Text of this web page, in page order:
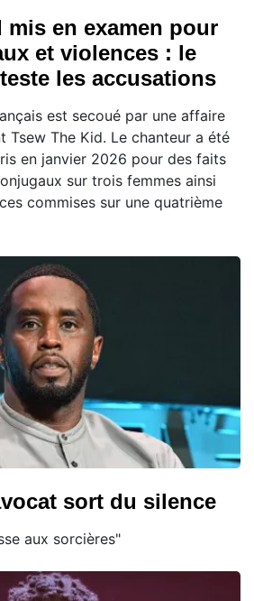
mis en examen pour
et violences : le
les accusations
est secoué par une affaire
Tsew The Kid. Le chanteur a été
en janvier 2026 pour des faits
sur trois femmes ainsi
commises sur une quatrième
sort du silence
aux sorcières"